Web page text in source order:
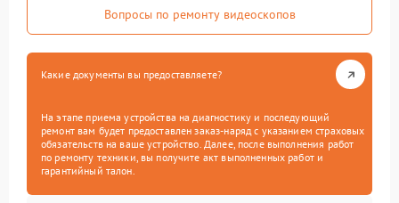
Вопросы по ремонту видеоскопов
Какие документы вы предоставляете?
На этапе приема устройства на диагностику и последующий
ремонт вам будет предоставлен заказ-наряд с указанием страховых
обязательств на ваше устройство. Далее, после выполнения работ
по ремонту техники, вы получите акт выполненных работ и
гарантийный талон.